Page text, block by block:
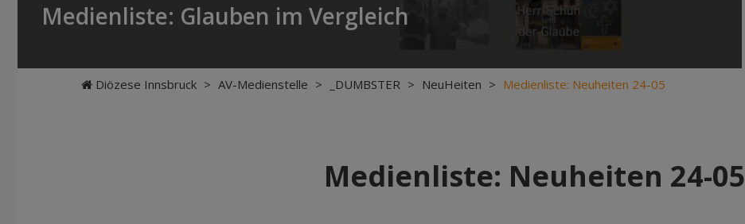
Medienliste: Glauben im Vergleich
Diözese Innsbruck > AV-Medienstelle > _DUMBSTER > NeuHeiten > Medienliste: Neuheiten 24-05
Medienliste: Neuheiten 24-05